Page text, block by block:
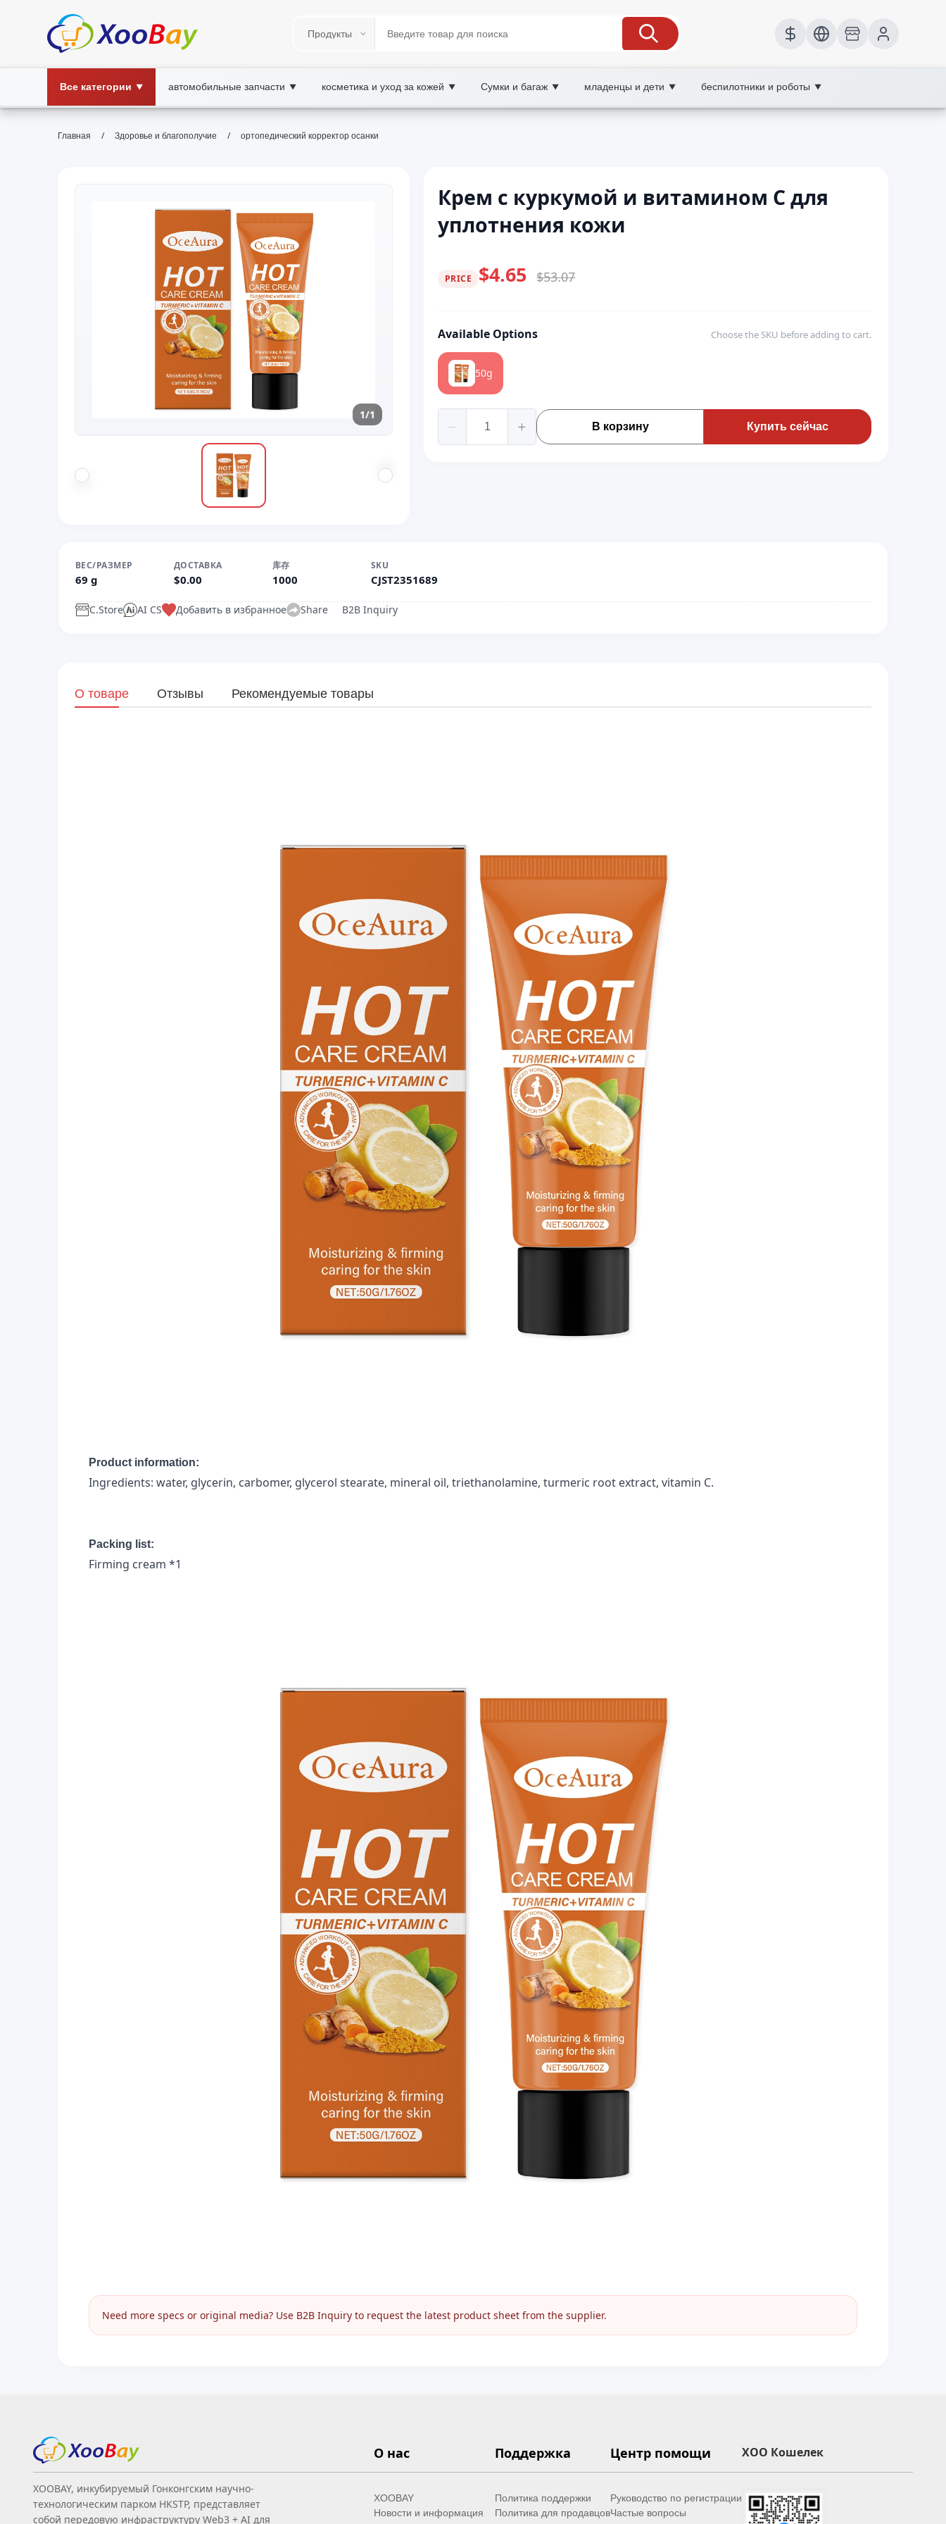
Все категории ▼ автомобильные запчасти ▼ косметика и уход за кожей ▼ Сумки и багаж ▼ младенцы и дети ▼ беспилотники и роботы ▼
Главная / Здоровье и благополучие / ортопедический корректор осанки
1/1
Крем с куркумой и витамином С для
уплотнения кожи
PRICE $4.65 $53.07
Available Options Choose the SKU before adding to cart.
50g
В корзину Купить сейчас
ВЕС/РАЗМЕР
69 g
ДОСТАВКА
$0.00
库存
1000
SKU
CJST2351689
C.Store AI CS Добавить в избранное Share B2B Inquiry
О товаре Отзывы Рекомендуемые товары
Product information:
Ingredients: water, glycerin, carbomer, glycerol stearate, mineral oil, triethanolamine, turmeric root extract, vitamin C.
Packing list:
Firming cream *1
Need more specs or original media? Use B2B Inquiry to request the latest product sheet from the supplier.
XOOBAY, инкубируемый Гонконгским научно-
технологическим парком HKSTP, представляет
собой передовую инфраструктуру Web3 + AI для
О нас
XOOBAY
Новости и информация
Поддержка
Политика поддержки
Политика для продавцов
Центр помощи
Руководство по регистрации
Частые вопросы
XOO Кошелек